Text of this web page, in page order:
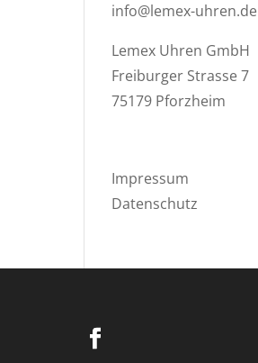
info@lemex-uhren.de
Lemex Uhren GmbH
Freiburger Strasse 7
75179 Pforzheim
Impressum
Datenschutz